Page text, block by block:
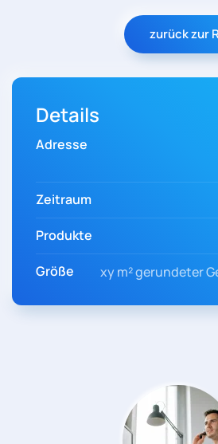
zurück zur
Details
Adresse
Zeitraum
Produkte
Größe
xy m² gerundeter